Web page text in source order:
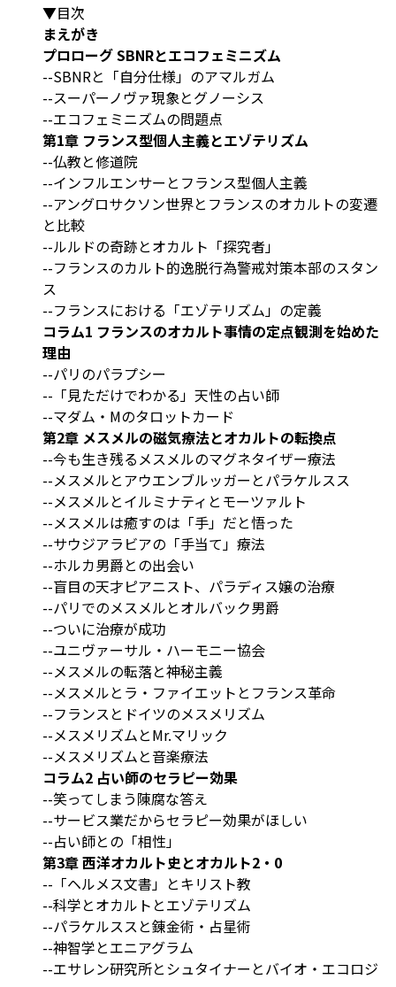
▼目次
まえがき
プロローグ SBNRとエコフェミニズム
--SBNRと「自分仕様」のアマルガム
--スーパーノヴァ現象とグノーシス
--エコフェミニズムの問題点
第1章 フランス型個人主義とエゾテリズム
--仏教と修道院
--インフルエンサーとフランス型個人主義
--アングロサクソン世界とフランスのオカルトの変遷
と比較
--ルルドの奇跡とオカルト「探究者」
--フランスのカルト的逸脱行為警戒対策本部のスタン
ス
--フランスにおける「エゾテリズム」の定義
コラム1 フランスのオカルト事情の定点観測を始めた
理由
--パリのパラプシー
--「見ただけでわかる」天性の占い師
--マダム・Mのタロットカード
第2章 メスメルの磁気療法とオカルトの転換点
--今も生き残るメスメルのマグネタイザー療法
--メスメルとアウエンブルッガーとパラケルスス
--メスメルとイルミナティとモーツァルト
--メスメルは癒すのは「手」だと悟った
--サウジアラビアの「手当て」療法
--ホルカ男爵との出会い
--盲目の天才ピアニスト、パラディス嬢の治療
--パリでのメスメルとオルバック男爵
--ついに治療が成功
--ユニヴァーサル・ハーモニー協会
--メスメルの転落と神秘主義
--メスメルとラ・ファイエットとフランス革命
--フランスとドイツのメスメリズム
--メスメリズムとMr.マリック
--メスメリズムと音楽療法
コラム2 占い師のセラピー効果
--笑ってしまう陳腐な答え
--サービス業だからセラピー効果がほしい
--占い師との「相性」
第3章 西洋オカルト史とオカルト2・0
--「ヘルメス文書」とキリスト教
--科学とオカルトとエゾテリズム
--パラケルススと錬金術・占星術
--神智学とエニアグラム
--エサレン研究所とシュタイナーとバイオ・エコロジ